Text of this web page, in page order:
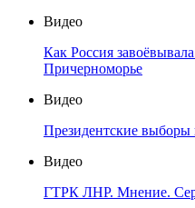
Видео
Как Россия
Причерноморье
Видео
Президентские выборы
Видео
ГТРК ЛНР. Мнение.